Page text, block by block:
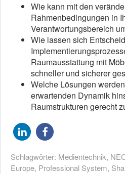
Wie kann mit den
Rahmenbedingungen in
Verantwortungsbereich
Wie lassen sich
Raumausstattung mit
schneller und sicherer
Welche Lösungen
erwartenden Dynamik
Raumstrukturen gerecht
Schlagwörter: Medientechnik,
Europe, Professional System,